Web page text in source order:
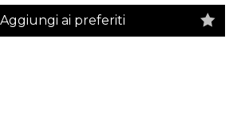
Aggiungi ai preferiti